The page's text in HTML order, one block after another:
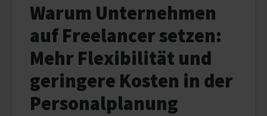
Warum Unternehmen
auf Freelancer setzen:
Mehr Flexibilität und
geringere Kosten in der
Personalplanung